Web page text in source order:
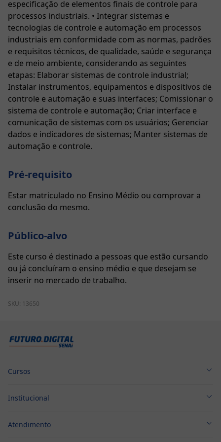
especificação de elementos finais de controle para
processos industriais. • Integrar sistemas e
tecnologias de controle e automação em processos
industriais em conformidade com as normas, padrões
e requisitos técnicos, de qualidade, saúde e segurança
e de meio ambiente, considerando as seguintes
etapas: Elaborar sistemas de controle industrial;
Instalar instrumentos, equipamentos e dispositivos de
controle e automação e suas interfaces; Comissionar o
sistema de controle e automação; Criar interface e
comunicação de sistemas com os usuários; Gerenciar
dados e indicadores de sistemas; Manter sistemas de
automação e controle.
Pré-requisito
Estar matriculado no Ensino Médio ou comprovar a
conclusão do mesmo.
Público-alvo
Este curso é destinado a pessoas que estão cursando
ou já concluíram o ensino médio e que desejam se
inserir no mercado de trabalho.
SKU: 13650
Cursos
Cursos Profissionalizantes
Pós-Graduação
Institucional
Política de Privacidade
Atendimento